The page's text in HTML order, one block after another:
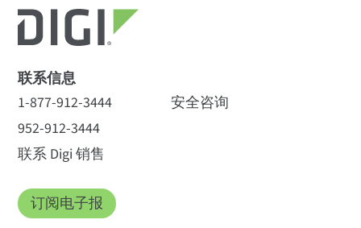
联系信息
1-877-912-3444
952-912-3444
联系 Digi 销售
安全咨询
订阅电子报